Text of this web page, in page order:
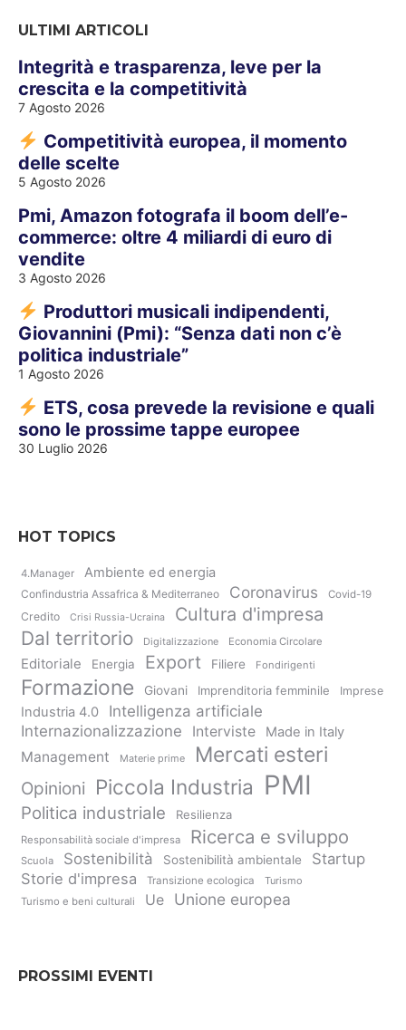
ULTIMI ARTICOLI
Integrità e trasparenza, leve per la
crescita e la competitività
7 Agosto 2026
Competitività europea, il momento
delle scelte
5 Agosto 2026
Pmi, Amazon fotografa il boom dell’e-
commerce: oltre 4 miliardi di euro di
vendite
3 Agosto 2026
Produttori musicali indipendenti,
Giovannini (Pmi): “Senza dati non c’è
politica industriale”
1 Agosto 2026
ETS, cosa prevede la revisione e quali
sono le prossime tappe europee
30 Luglio 2026
HOT TOPICS
4.Manager Ambiente ed energia
Confindustria Assafrica & Mediterraneo Coronavirus Covid-19
Credito Crisi Russia-Ucraina Cultura d'impresa
Dal territorio Digitalizzazione Economia Circolare
Editoriale Energia Export Filiere Fondirigenti
Formazione Giovani Imprenditoria femminile Imprese
Industria 4.0
Intelligenza artificiale
Internazionalizzazione
Interviste Made in Italy
Management Materie prime Mercati esteri
Opinioni Piccola Industria PMI
Politica industriale Resilienza
Responsabilità sociale d'impresa Ricerca e sviluppo
Scuola Sostenibilità Sostenibilità ambientale
Startup
Storie d'impresa
Transizione ecologica
Turismo
Turismo e beni culturali
Ue Unione europea
PROSSIMI EVENTI